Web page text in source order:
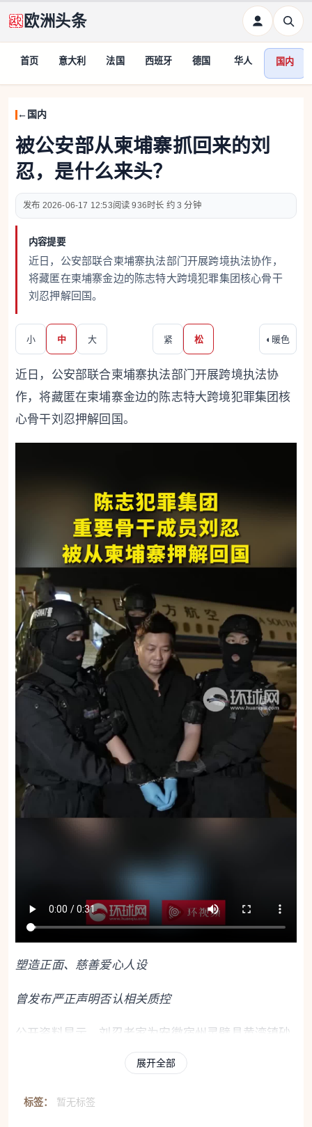
欧洲头条
首页 意大利 法国 西班牙 德国 华人 国内
国内
被公安部从柬埔寨抓回来的刘
忍，是什么来头？
2026-06-17 12:53 936 约 3 分钟
内容提要
近日，公安部联合柬埔寨执法部门开展跨境执法协作，
将藏匿在柬埔寨金边的陈志特大跨境犯罪集团核心骨干
刘忍押解回国。
小 中 大 紧 松 ◐ 暖色
近日，公安部联合柬埔寨执法部门开展跨境执法协
作，将藏匿在柬埔寨金边的陈志特大跨境犯罪集团核
心骨干刘忍押解回国。
塑造正面、慈善爱心人设
曾发布严正声明否认相关质控
公开资料显示，刘忍老家为安徽宿州灵璧县黄湾镇砂
坝村刘沟庄。2000年左右，受姐姐前往柬埔寨务工影
响，刘忍也赴当地考察谋生。
展开全部
标签： 暂无标签